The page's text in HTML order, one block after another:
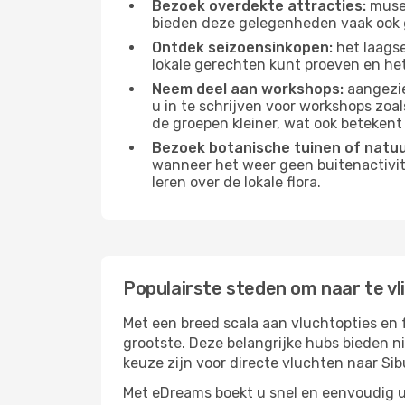
Bezoek overdekte attracties:
bieden deze gelegenheden vaak
Ontdek seizoensinkopen: het
lokale gerechten kunt proeven en
Neem deel aan workshops:
u in te schrijven voor workshops
de groepen kleiner, wat ook
Bezoek botanische tuinen of
wanneer het weer geen
leren over de lokale flora.
Populairste steden om naar te
Met een breed scala aan vluchtopties
grootste. Deze belangrijke hubs bieden
keuze zijn voor directe vluchten naar
Met eDreams boekt u snel en